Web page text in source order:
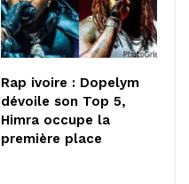
Rap ivoire : Dopelym
dévoile son Top 5,
Himra occupe la
première place